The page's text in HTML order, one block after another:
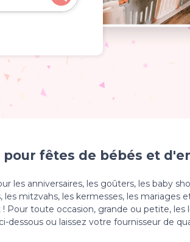
pour fêtes de bébés et
les anniversaires, les goûters, les baby
mitzvahs, les kermesses, les mariages
toute occasion, grande ou petite,
dessous ou laissez votre fournisseur de